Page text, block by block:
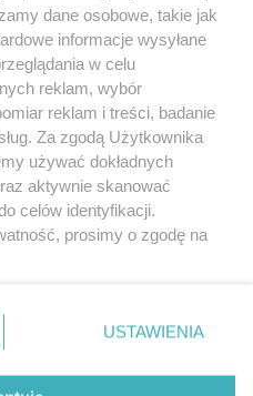
HOSTING
RSS FACEBOOK KONTAKT
Muzyka i kultura
Archiwum wydarzeń
Zdjęcia miasta
dane osobowe, takie jak
informacje wysyłane
w celu
reklam, wybór
reklam i treści, badanie
Za zgodą Użytkownika
używać dokładnych
aktywnie skanować
celów identyfikacji.
prosimy o zgodę na
rogu strony
. Niektóre
USTAWIENIA